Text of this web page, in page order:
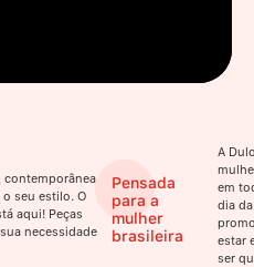
contemporânea.
seu estilo. O
aqui! Peças
necessidade
Pensada
para a
mulher
brasileira
A
em
dia
estar
ser